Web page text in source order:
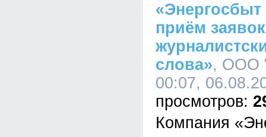
приём
слова», ООО
00:07,
Компания